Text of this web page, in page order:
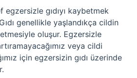
egzersizle gıdıyı kaybetmek
genellikle yaşlandıkça cildin
oluşur. Egzersizle
veya cildi
için egzersizin gıdı üzerinde